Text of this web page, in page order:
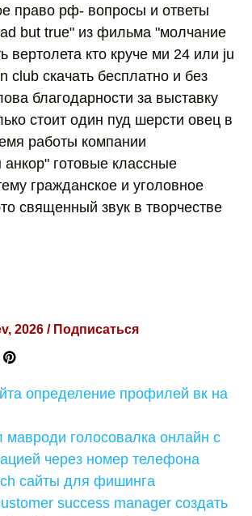
право рф- вопросы и ответы
but true" из фильма "молчание
вертолета кто круче ми 24 или ju
club скачать бесплатно и без
благодарности за выставку
стоит один пуд шерсти овец в
работы компании
готовые классные
гражданское и уголовное
священный звук в творчестве
2026 / Подписаться
определение профилей вк на
мавроди голосовалка онлайн с
через номер телефона
сайты для фишинга
success manager создать